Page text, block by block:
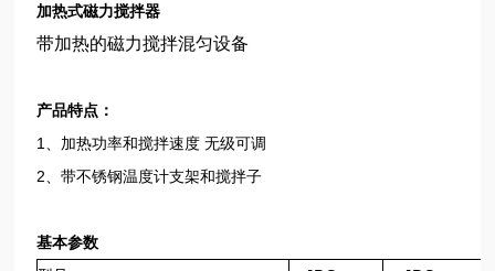
加热式磁力搅拌器
带加热的磁力搅拌混匀设备
产品特点：
1、加热功率和搅拌速度 无级可调
2、带不锈钢温度计支架和搅拌子
基本参数